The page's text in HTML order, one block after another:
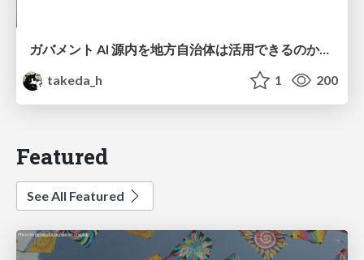
ガバメント AI 源内を地方自治体は活用できるのか 可能性と課題、期待について
takeda_h
1 200
Featured
See All Featured